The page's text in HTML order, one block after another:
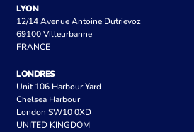
LYON
12/14 Avenue Antoine Dutrievoz
69100 Villeurbanne
FRANCE
LONDRES
Unit 106 Harbour Yard
Chelsea Harbour
London SW10 0XD
UNITED KINGDOM